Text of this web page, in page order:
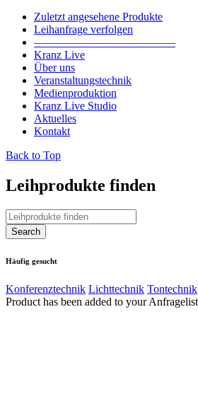
Zuletzt angesehene Produkte
Leihanfrage verfolgen
————————————–
Kranz Live
Über uns
Veranstaltungstechnik
Medienproduktion
Kranz Live Studio
Aktuelles
Kontakt
Back to Top
Leihprodukte finden
Häufig gesucht
Konferenztechnik Lichttechnik Tontechnik
Product has been added to your